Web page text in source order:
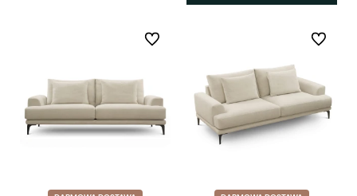
Do ulubionych Do